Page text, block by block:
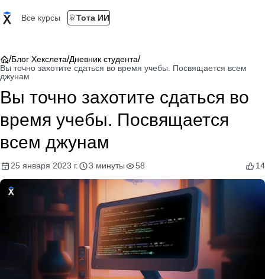
Все курсы Тота ИИ
/Блог Хекслета/Дневник студента/
Вы точно захотите сдаться во время учебы. Посвящается всем
джунам
Вы точно захотите сдаться во
время учебы. Посвящается
всем джунам
25 января 2023 г. 3 минуты 58 14